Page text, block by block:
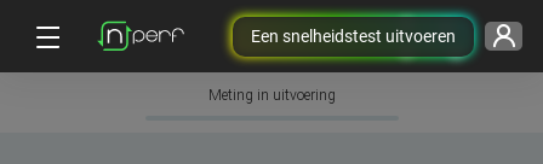
Een snelheidstest uitvoeren
Meting in uitvoering